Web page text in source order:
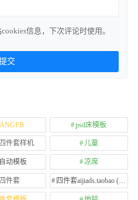
信息，下次评论时使用。
psd床模板
件套样机 儿童
动模板 凉席
四件套 四件套aijiads.taobao (1639)